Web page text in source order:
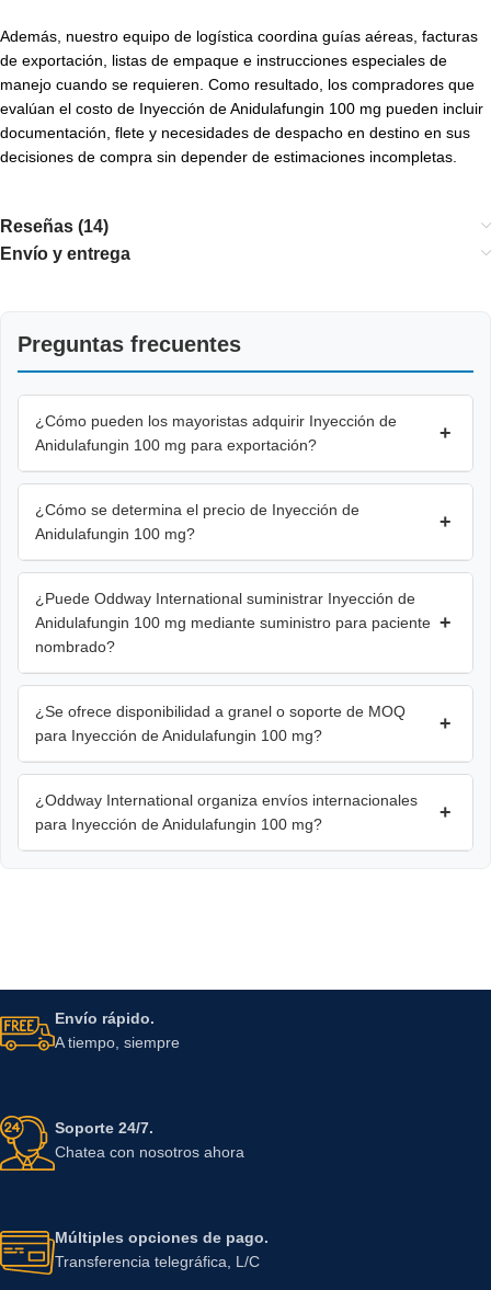
Además, nuestro equipo de logística coordina guías aéreas, facturas
de exportación, listas de empaque e instrucciones especiales de
manejo cuando se requieren. Como resultado, los compradores que
evalúan el costo de Inyección de Anidulafungin 100 mg pueden incluir
documentación, flete y necesidades de despacho en destino en sus
decisiones de compra sin depender de estimaciones incompletas.
Reseñas (14)
Envío y entrega
Preguntas frecuentes
¿Cómo pueden los mayoristas adquirir Inyección de
Anidulafungin 100 mg para exportación?
+
¿Cómo se determina el precio de Inyección de
Anidulafungin 100 mg?
+
¿Puede Oddway International suministrar Inyección de
Anidulafungin 100 mg mediante suministro para paciente
nombrado?
+
¿Se ofrece disponibilidad a granel o soporte de MOQ
para Inyección de Anidulafungin 100 mg?
+
¿Oddway International organiza envíos internacionales
para Inyección de Anidulafungin 100 mg?
+
Envío rápido.
A tiempo, siempre
Soporte 24/7.
Chatea con nosotros ahora
Múltiples opciones de pago.
Transferencia telegráfica, L/C